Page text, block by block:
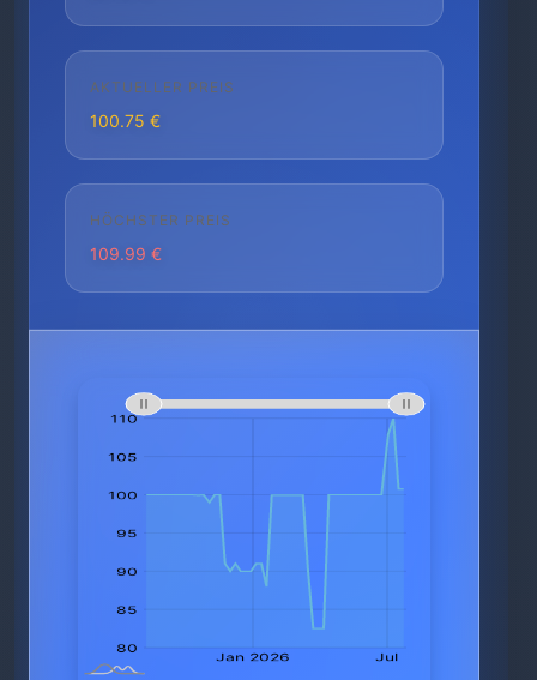
AKTUELLER PREIS
100.75 €
HÖCHSTER PREIS
109.99 €